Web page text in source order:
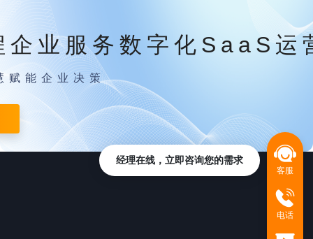
企业服务数字化SaaS运
赋能企业决策
客服
电话
经理在线，立即咨询您的需求